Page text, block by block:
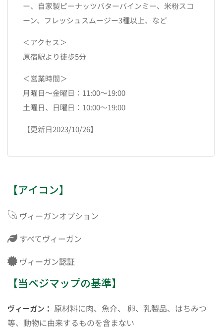
ー、自家製ピーナッツバターバインミー、米粉スコ
ーン、フレッシュスムージー3種以上、など
＜アクセス＞
原宿駅より徒歩5分
＜営業時間＞
月曜日～金曜日：11:00～19:00
土曜日、日曜日：10:00～19:00
【更新日2023/10/26】
【アイコン】
ヴィーガンオプション
すべてヴィーガン
ヴィーガン認証
【当ベジマップの基準】
ヴィーガン： 原材料に肉、魚介、 卵、乳製品、はちみつ
等、動物に由来するものを含まない